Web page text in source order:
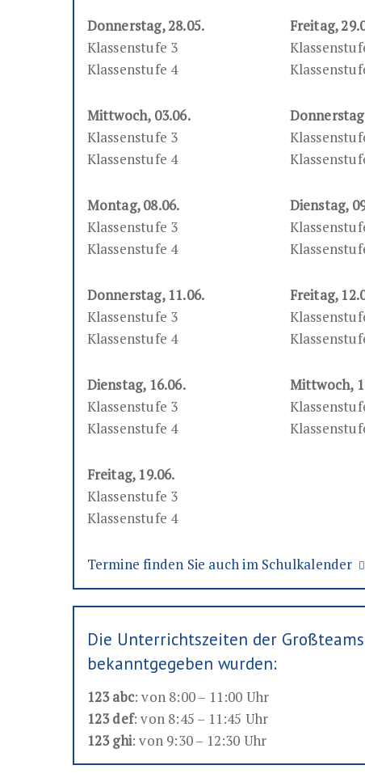
Donnerstag, 28.05.
Klassenstufe 3
Klassenstufe 4
Freitag,
Mittwoch, 03.06.
Klassenstufe 3
Klassenstufe 4
Montag, 08.06.
Klassenstufe 3
Klassenstufe 4
Dienstag,
Donnerstag, 11.06.
Klassenstufe 3
Klassenstufe 4
Freitag,
Dienstag, 16.06.
Klassenstufe 3
Klassenstufe 4
Mittwoch,
Freitag, 19.06.
Klassenstufe 3
Klassenstufe 4
Termine finden Sie auch im Schulkalender
Die Unterrichtszeiten der
bekanntgegeben wurden:
123 abc: von 8:00 – 11:00 Uhr
123 def: von 8:45 – 11:45 Uhr
123 ghi: von 9:30 – 12:30 Uhr